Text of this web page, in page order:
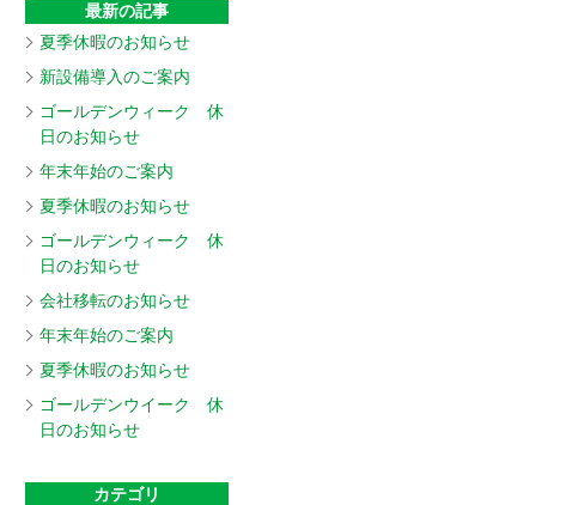
最新の記事
夏季休暇のお知らせ
新設備導入のご案内
ゴールデンウィーク 休
日のお知らせ
年末年始のご案内
夏季休暇のお知らせ
ゴールデンウィーク 休
日のお知らせ
会社移転のお知らせ
年末年始のご案内
夏季休暇のお知らせ
ゴールデンウイーク 休
日のお知らせ
カテゴリ